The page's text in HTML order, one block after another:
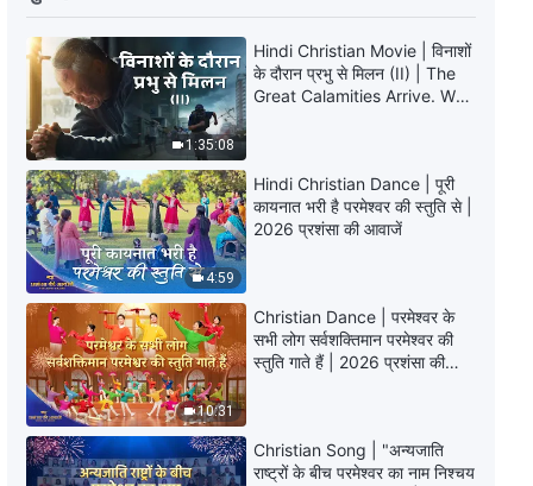
50:48
मिलनी चाहिए?
35:56
Hindi Christian Testimony Video,
एपिसोड 109: खतरनाक परिवेश में एक
विकल्प
53:42
Hindi Christian Testimony Video,
एपिसोड 681: क्या माता-पिता की दयालुता
एक ऐसा कर्ज़ है जिसे कभी चुकाया नहीं जा
सकता?
47:30
Hindi Christian Testimony Video,
एपिसोड 680: मैं आखिरकार हीनता की
परछाईं से निकली
1:35:08
Hindi Christian Movie | विनाशों
के दौरान प्रभु से मिलन (II) | The
Great Calamities Arrive. Who
4:59
Hindi Christian Dance | पूरी
कायनात भरी है परमेश्वर की स्तुति से |
2026 प्रशंसा की आवाजें
10:31
Christian Dance | परमेश्वर के
सभी लोग सर्वशक्तिमान परमेश्वर की
स्तुति गाते हैं | 2026 प्रशंसा की
Christian Song | "अन्यजाति
राष्ट्रों के बीच परमेश्वर का नाम निश्चय